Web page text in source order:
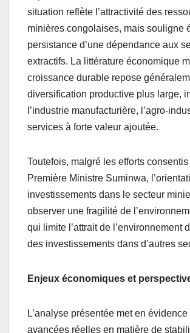
situation reflète l’attractivité des
minières congolaises, mais souligne
persistance d’une dépendance aux
extractifs. La littérature économique
croissance durable repose
diversification productive plus large,
l’industrie manufacturière, l’agro-
services à forte valeur ajoutée.
Toutefois, malgré les efforts consentis
Première Ministre Suminwa,
investissements dans le secteur
observer une fragilité de
qui limite l’attrait de l’environnement
des investissements dans d’autres
Enjeux économiques et
L’analyse présentée met en évidence
avancées réelles en matière de